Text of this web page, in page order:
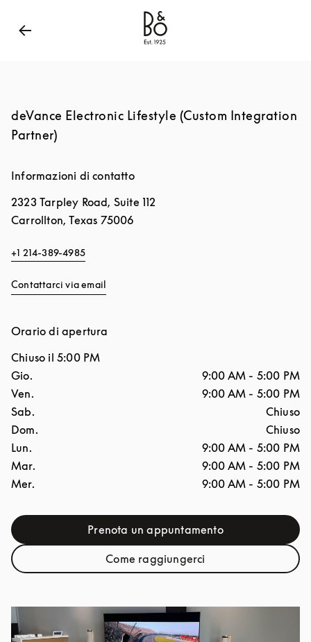
Bang & Olufsen - Exist to Create
deVance Electronic Lifestyle (Custom Integration
Partner)
Informazioni di contatto
2323 Tarpley Road, Suite 112
Carrollton, Texas 75006
+1 214-389-4985
Contattarci via email
Orario di apertura
Chiuso il 5:00 PM
Giorno della settimana
Gio. 9:00 AM- 5:00 PM
Ven.
9:00 AM- 5:00 PM
Sab.
Chiuso
Dom.
Chiuso
Lun.
9:00 AM- 5:00 PM
Mar.
9:00 AM- 5:00 PM
Mer.
9:00 AM- 5:00 PM
Prenota un appuntamento
Link Opens in New Tab
Come raggiungerciLink Opens in New Tab